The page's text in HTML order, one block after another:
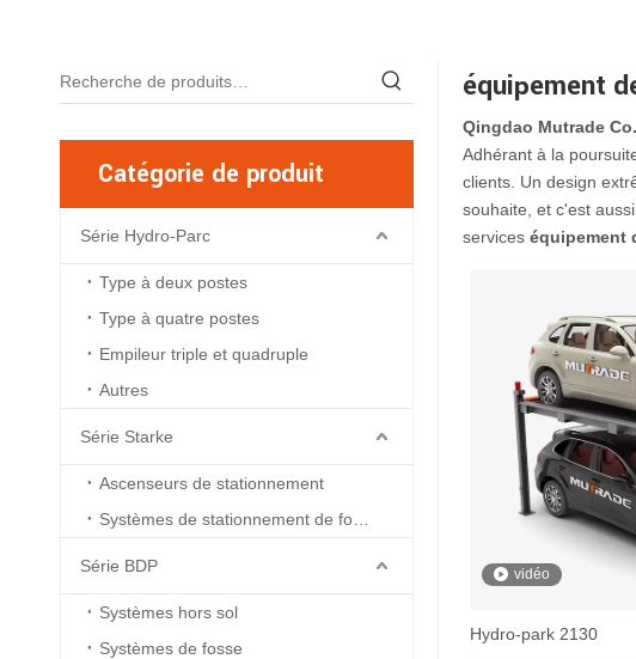
Catégorie de produit
Série Hydro-Parc
Type à deux postes
Type à quatre postes
Empileur triple et quadruple
Autres
Série Starke
Ascenseurs de stationnement
Série BDP
Systèmes hors sol
Systèmes de fosse
équipement
Qingdao Mutrade
Adhérant à la
clients. Un design
souhaite, et c'est
services équipement
vidéo
Hydro-park 2130